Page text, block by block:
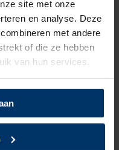
site met onze
en analyse. Deze
met andere
of die ze hebben
van hun services.
Metaalvrij